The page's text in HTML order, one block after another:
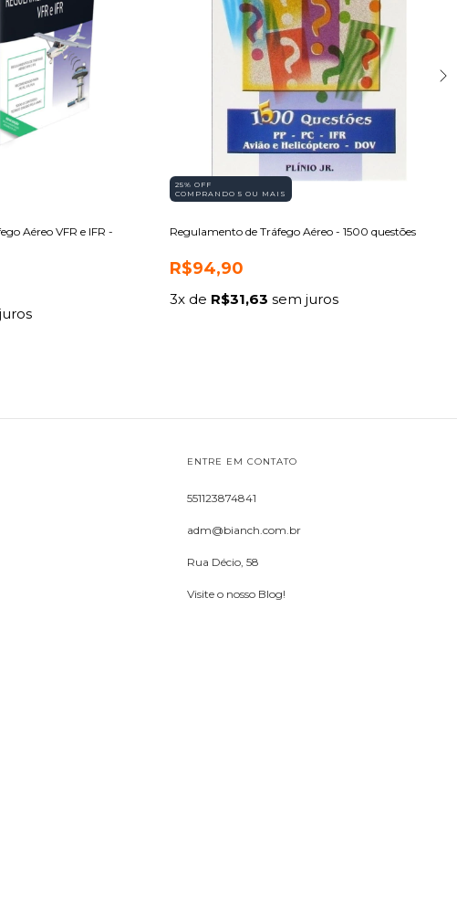
Aéreo VFR e IFR -
25% OFF
COMPRANDO 5 OU MAIS
Regulamento de Tráfego Aéreo - 1500 questões
R$94,90
3x de R$31,63 sem juros
ENTRE EM CONTATO
551123874841
adm@bianch.com.br
Rua Décio, 58
Visite o nosso Blog!